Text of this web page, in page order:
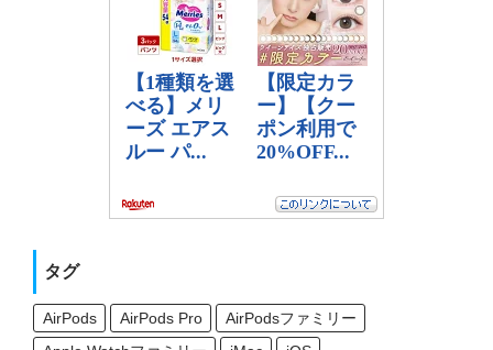
タグ
AirPods AirPods Pro
AirPodsファミリー